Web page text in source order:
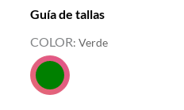
Guía de tallas
COLOR: Verde